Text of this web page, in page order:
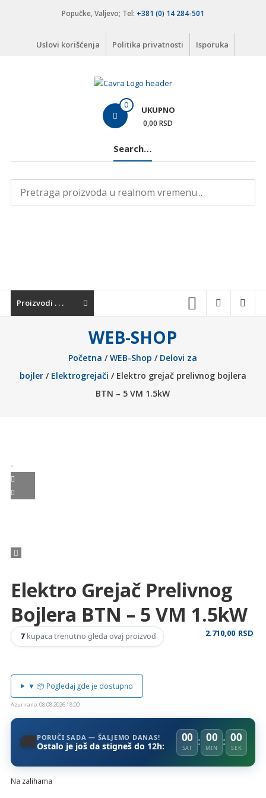
Popučke, Valjevo; Tel: +381 (0) 14 284-501
Uslovi korišćenja Politika privatnosti Isporuka
ruke
::..
Široka
sanitarija,
baterija,
Kvalitetna
industriju.
0 UKUPNO
0,00 RSD
Search…
Proizvodi . . .
WEB-SHOP
Početna /WEB-Shop / Delovi za
bojler/ Elektrogrejači / Elektro grejač prelivnog bojlera
BTN – 5 VM 1.5kW
Elektro Grejač Prelivnog
Bojlera BTN – 5 VM 1.5kW
7kupaca trenutno gleda ovaj proizvod 2.710,00 RSD
▼ 📦 Pogledaj gde je dostupno
Azurirano: 08.08.2026 18:00
🚚PORUČI SADA — ŠALJEMO DANAS!
Ostalo je još da stigneš do 12h:
00
SAT : 00
MIN : 00
SEK
Na zalihama